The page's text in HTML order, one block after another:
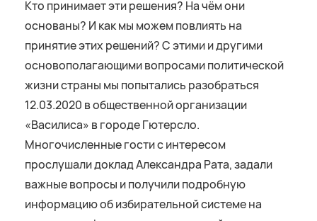
Кто принимает эти решения? На чём они
основаны? И как мы можем повлиять на
принятие этих решений? С этими и другими
основополагающими вопросами политической
жизни страны мы попытались разобраться
12.03.2020 в общественной организации
«Василиса» в городе Гютерсло.
Многочисленные гости с интересом
прослушали доклад Александра Рата, задали
важные вопросы и получили подробную
информацию об избирательной системе на